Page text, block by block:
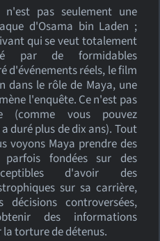
pas seulement une
d'Osama bin Laden ;
qui se veut totalement
par de formidables
d'événements réels, le film
dans le rôle de Maya, une
l'enquête. Ce n'est pas
(comme vous pouvez
duré plus de dix ans). Tout
voyons Maya prendre des
parfois fondées sur des
d'avoir des
sur sa carrière,
controversées,
des informations
torture de détenus.